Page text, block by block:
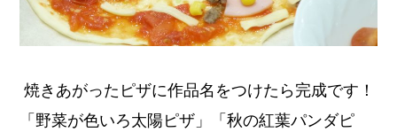
焼きあがったピザに作品名をつけたら完成です！
「野菜が色いろ太陽ピザ」「秋の紅葉パンダピ